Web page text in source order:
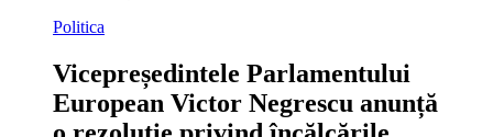
Politica
Vicepreședintele Parlamentului
European Victor Negrescu anunță